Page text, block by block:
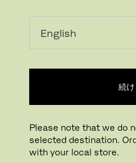
続
Please note that we do
selected destination.
with your local store.
セブンチェア 椅子